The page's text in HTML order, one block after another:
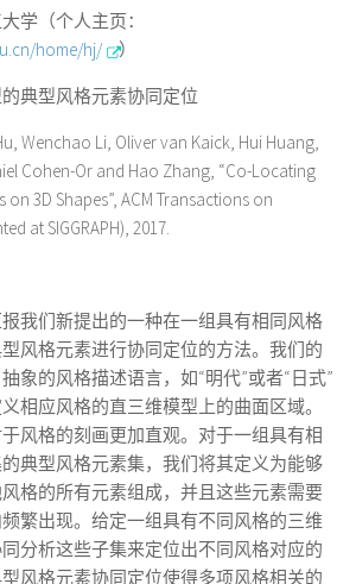
学（个人主页：
home/hj/
）
典型风格元素协同定位
Wenchao Li, Oliver van Kaick, Hui Huang,
Cohen-Or and Hao Zhang, “Co-Locating
on 3D Shapes”, ACM Transactions on
at SIGGRAPH), 2017.
我们新提出的一种在一组具有相同风格
风格元素进行协同定位的方法。我们的
象的风格描述语言，如“明代”或者“日式”
相应风格的直三维模型上的曲面区域。
风格的刻画更加直观。对于一组具有相
典型风格元素集，我们将其定义为能够
格的所有元素组成，并且这些元素需要
繁出现。给定一组具有不同风格的三维
分析这些子集来定位出不同风格对应的
风格元素协同定位使得多项风格相关的